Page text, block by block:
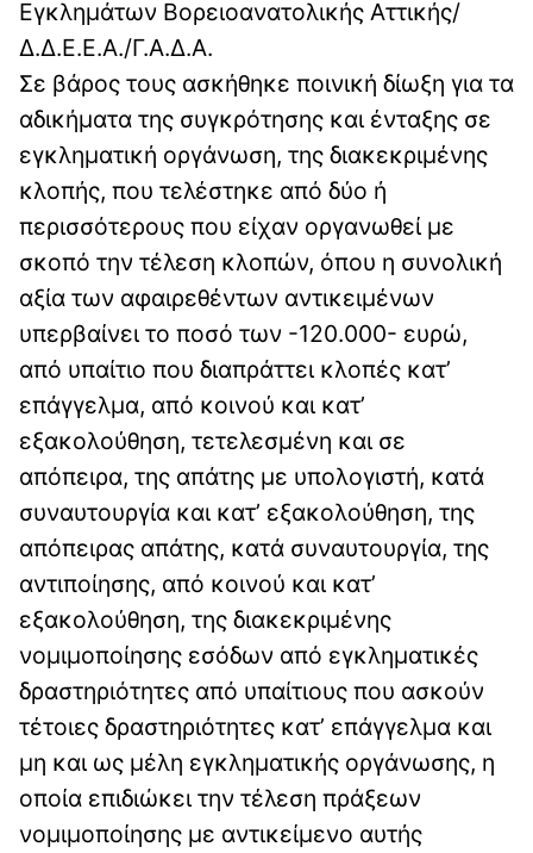
Εγκλημάτων Βορειοανατολικής Αττικής/
Δ.Δ.Ε.Ε.Α./Γ.Α.Δ.Α.
Σε βάρος τους ασκήθηκε ποινική δίωξη για τα
αδικήματα της συγκρότησης και ένταξης σε
εγκληματική οργάνωση, της διακεκριμένης
κλοπής, που τελέστηκε από δύο ή
περισσότερους που είχαν οργανωθεί με
σκοπό την τέλεση κλοπών, όπου η συνολική
αξία των αφαιρεθέντων αντικειμένων
υπερβαίνει το ποσό των -120.000- ευρώ,
από υπαίτιο που διαπράττει κλοπές κατ’
επάγγελμα, από κοινού και κατ’
εξακολούθηση, τετελεσμένη και σε
απόπειρα, της απάτης με υπολογιστή, κατά
συναυτουργία και κατ’ εξακολούθηση, της
απόπειρας απάτης, κατά συναυτουργία, της
αντιποίησης, από κοινού και κατ’
εξακολούθηση, της διακεκριμένης
νομιμοποίησης εσόδων από εγκληματικές
δραστηριότητες από υπαίτιους που ασκούν
τέτοιες δραστηριότητες κατ’ επάγγελμα και
μη και ως μέλη εγκληματικής οργάνωσης, η
οποία επιδιώκει την τέλεση πράξεων
νομιμοποίησης με αντικείμενο αυτής